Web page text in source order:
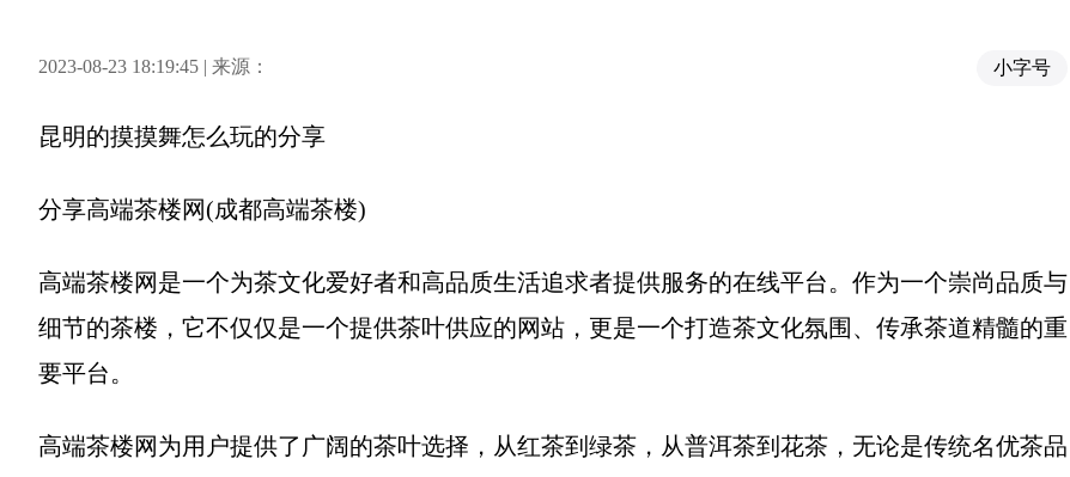
2023-08-23 18:19:45 | 来源： 小字号
昆明的摸摸舞怎么玩的分享
分享高端茶楼网(成都高端茶楼)
高端茶楼网是一个为茶文化爱好者和高品质生活追求者提供服务的在线平台。作为一个崇尚品质与
细节的茶楼，它不仅仅是一个提供茶叶供应的网站，更是一个打造茶文化氛围、传承茶道精髓的重
要平台。
高端茶楼网为用户提供了广阔的茶叶选择，从红茶到绿茶，从普洱茶到花茶，无论是传统名优茶品